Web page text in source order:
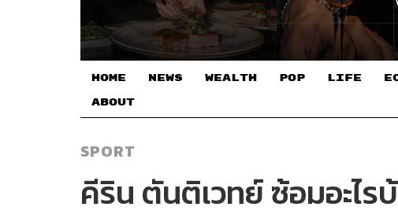
HOME NEWS WEALTH POP LIFE
ABOUT
SPORT
คีริน ตันติเวทย์ ซ้อมอะไ